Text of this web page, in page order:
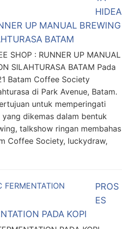
HIDEA
UP MANUAL BREWING
BATAM
SHOP : RUNNER UP MANUAL
SILAHTURASA BATAM Pada
Batam Coffee Society
di Park Avenue, Batam.
untuk memperingati
dikemas dalam bentuk
talkshow ringan membahas
Coffee Society, luckydraw,
PROS
ES
PADA KOPI